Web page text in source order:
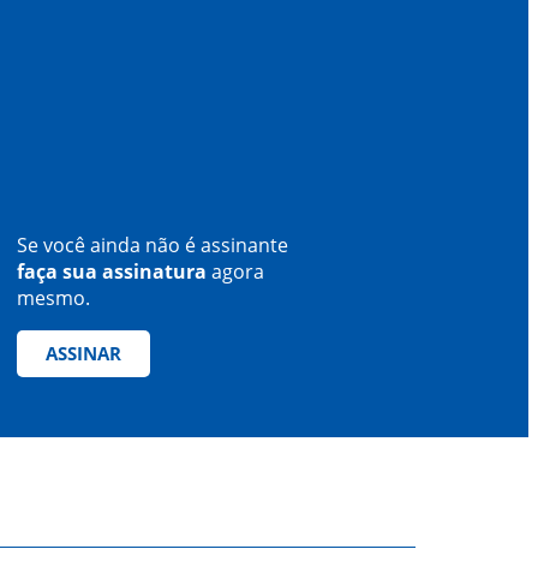
Se você ainda não é assinante
faça sua assinatura agora
mesmo.
ASSINAR